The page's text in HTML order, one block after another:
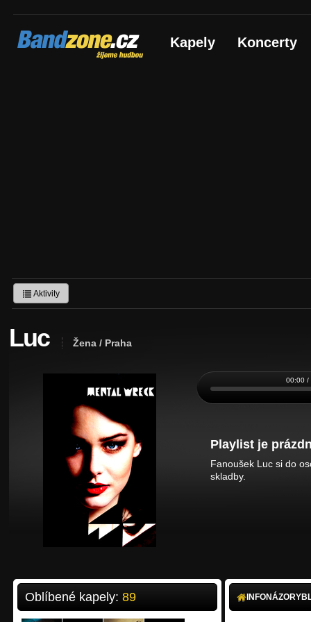
Bandzone.cz
žijeme hudbou Kapely Koncerty
Aktivity
Luc Žena / Praha
00:00 /
Playlist je
Fanoušek Luc si do
skladby.
Oblíbené kapely: 89 INFONÁZORY